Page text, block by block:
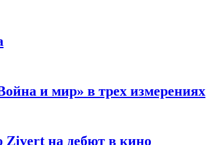
и мир» в трех измерениях
Zivert на дебют в кино